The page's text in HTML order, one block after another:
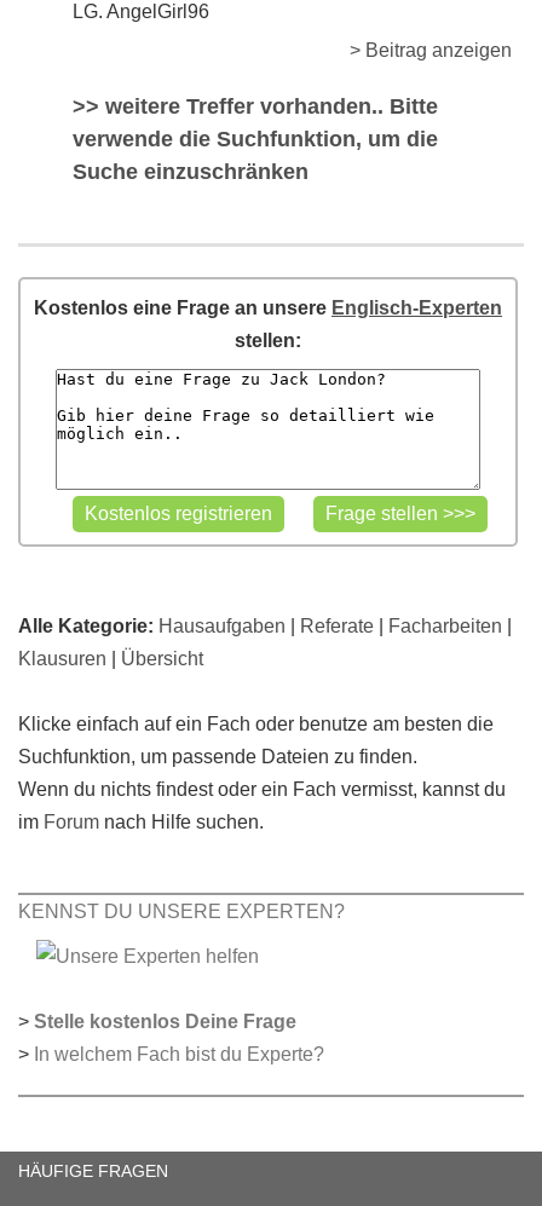
LG. AngelGirl96
> Beitrag anzeigen
>> weitere Treffer vorhanden.. Bitte
verwende die Suchfunktion, um die
Suche einzuschränken
Kostenlos eine Frage an unsere Englisch-Experten
stellen:
Alle Kategorie: Hausaufgaben Referate Facharbeiten
Klausuren
Übersicht
Klicke einfach auf ein Fach oder benutze am besten die
Suchfunktion, um passende Dateien zu finden.
Wenn du nichts findest oder ein Fach vermisst, kannst du
im Forum nach Hilfe suchen.
KENNST DU UNSERE EXPERTEN?
> Stelle kostenlos Deine Frage
> In welchem Fach bist du Experte?
HÄUFIGE FRAGEN